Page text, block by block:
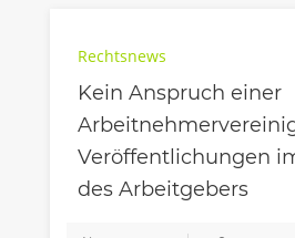
Rechtsnews
Kein Anspruch einer
Veröffentlichungen
des Arbeitgebers